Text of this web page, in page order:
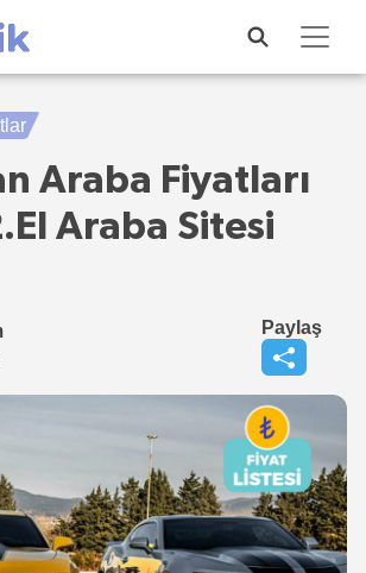
Araba Fiyatları
Araba Sitesi
Paylaş